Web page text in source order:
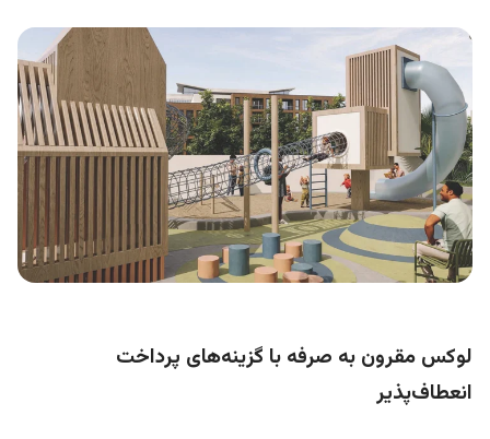
لوکس مقرون به صرفه با گزینه‌های پرداخت
انعطاف‌پذیر